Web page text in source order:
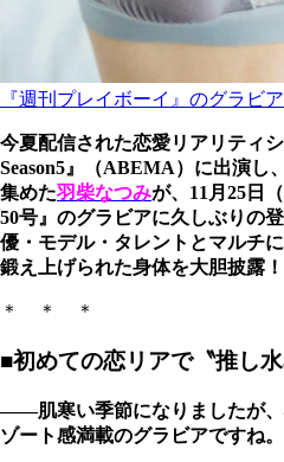
『週刊プレイボーイ』のグラビ
今夏配信された恋愛リアリティ
Season5』（ABEMA）に出演し
集めた羽柴なつみが、11月25日
50号』のグラビアに久しぶりの
優・モデル・タレントとマルチ
鍛え上げられた身体を大胆披露！
＊ ＊ ＊
■初めての恋リアで〝推し
――肌寒い季節になりましたが、
ゾート感満載のグラビアですね。